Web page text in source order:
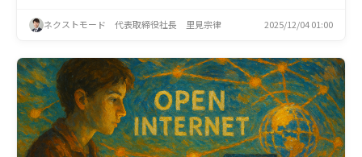
ネクストモード 代表取締役社長 里見宗律 2025/12/04 01:00